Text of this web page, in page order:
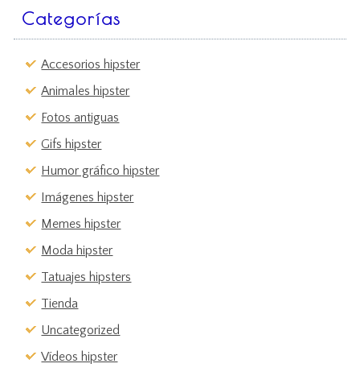
Categorías
Accesorios hipster
Animales hipster
Fotos antiguas
Gifs hipster
Humor gráfico hipster
Imágenes hipster
Memes hipster
Moda hipster
Tatuajes hipsters
Tienda
Uncategorized
Vídeos hipster